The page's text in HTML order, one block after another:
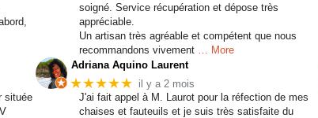
soigné. Service récupération et dépose très
appréciable.
Un artisan très agréable et compétent que nous
recommandons vivement
… More
située
Adriana Aquino Laurent
★★★★★ il y a 2 mois
J'ai fait appel à M. Laurot pour la réfection de mes
chaises et fauteuils et je suis très satisfaite du